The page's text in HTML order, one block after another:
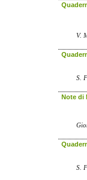
V.
S.
Note di
S.